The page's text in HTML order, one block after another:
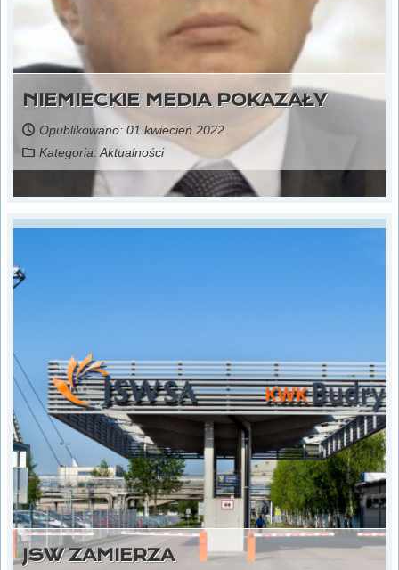
NIEMIECKIE MEDIA POKAZAŁY
Opublikowano: 01 kwiecień 2022
Kategoria:Aktualności
JSW ZAMIERZA